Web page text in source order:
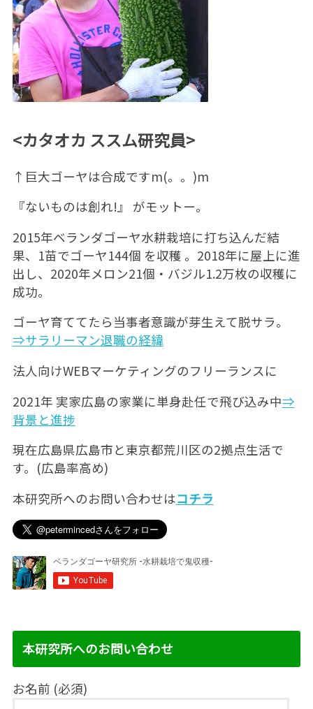
<カタオカ ススム研究員>
↑巨大ゴーヤは合成ですm(。。)m
『ないものは創れ!』 がモットー。
2015年ベランダゴーヤ水耕栽培に打ち込んだ結
果、1苗でゴーヤ144個 を収穫 。2018年に屋上に進
出し、2020年メロン21個・バジル1.2万枚の収穫に
成功。
ゴーヤ育ててたら当事者意識が芽生えて脱サラ。
⇒サラリーマン退職の経緯
法人向けWEBマーケティングのフリーランスに
2021年 実家広島の家業に単身赴任で飛び込み中⇒
背景と進捗
現在広島県広島市と東京都荒川区の2拠点生活で
す。(広島率高め)
本研究所へのお問い合わせはコチラ
本研究所へのお問い合わせ
お名前 (必須)